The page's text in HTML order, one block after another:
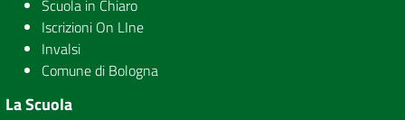
Scuola in Chiaro
Iscrizioni On LIne
Invalsi
Comune di Bologna
La Scuola